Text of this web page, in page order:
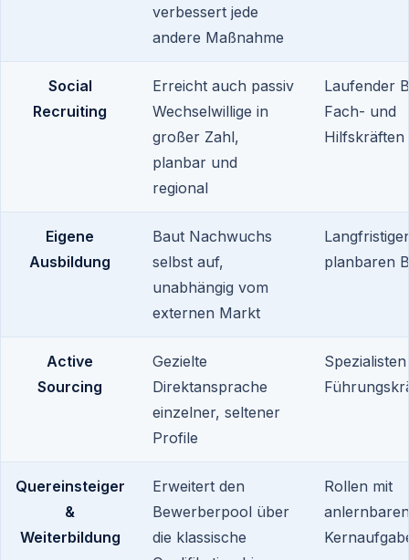
verbessert jede
andere Maßnahme
Social
Recruiting
Erreicht auch passiv
Wechselwillige in
großer Zahl,
planbar und
regional
Laufender
Fach- und
Hilfskräften
Eigene
Ausbildung
Baut Nachwuchs
selbst auf,
unabhängig vom
externen Markt
planbaren
Active
Sourcing
Gezielte
Direktansprache
einzelner, seltener
Profile
Quereinsteiger
&
Weiterbildung
Erweitert den
Bewerberpool über
die klassische
Rollen mit